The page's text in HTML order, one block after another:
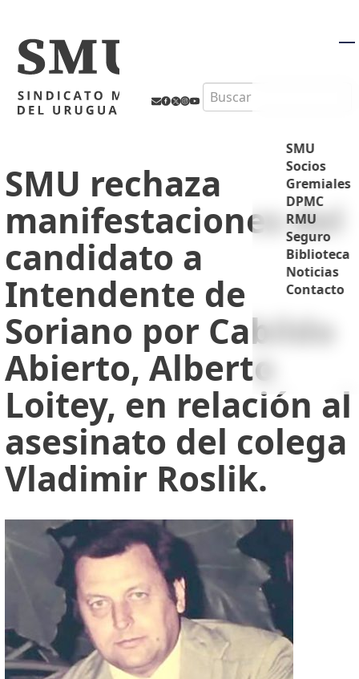
Search
SMU
Socios
Gremiales
DPMC
RMU
Seguro
Biblioteca
Noticias
Contacto
SMU rechaza
manifestaciones del
candidato a
Intendente de
Soriano por Cabildo
Abierto, Alberto
Loitey, en relación al
asesinato del colega
Vladimir Roslik.